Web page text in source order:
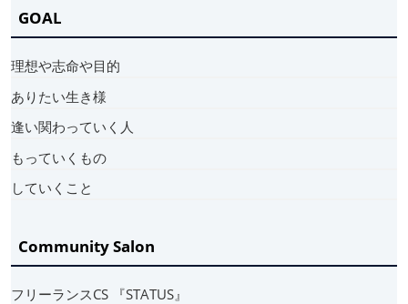
GOAL
理想や志命や目的
ありたい生き様
逢い関わっていく人
もっていくもの
していくこと
Community Salon
フリーランスCS 『STATUS』